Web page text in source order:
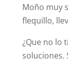
Moño muy
flequillo,
¿Que no lo
soluciones.